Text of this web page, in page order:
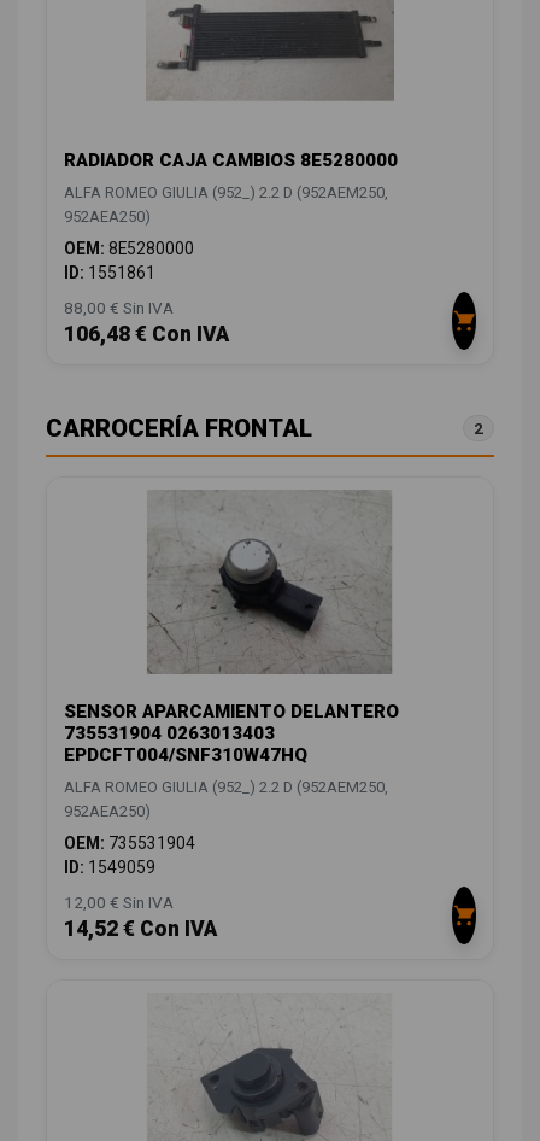
RADIADOR CAJA CAMBIOS 8E5280000
ALFA ROMEO GIULIA (952_) 2.2 D (952AEM250,
952AEA250)
OEM: 8E5280000
ID: 1551861
88,00 € Sin IVA
106,48 € Con IVA
CARROCERÍA FRONTAL 2
SENSOR APARCAMIENTO DELANTERO
735531904 0263013403
EPDCFT004/SNF310W47HQ
ALFA ROMEO GIULIA (952_) 2.2 D (952AEM250,
952AEA250)
OEM: 735531904
ID: 1549059
12,00 € Sin IVA
14,52 € Con IVA